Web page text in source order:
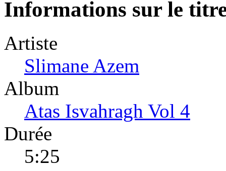
Informations sur le
Artiste
Slimane Azem
Album
Atas Isvahragh Vol 4
Durée
5:25